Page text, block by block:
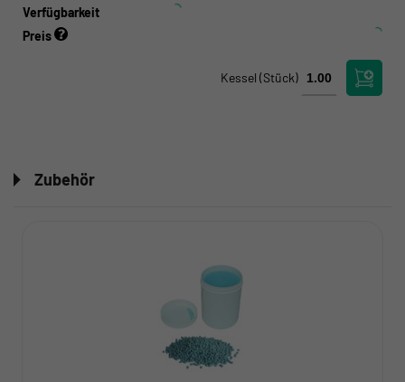
Verfügbarkeit
Preis
Kessel (Stück)
Zubehör